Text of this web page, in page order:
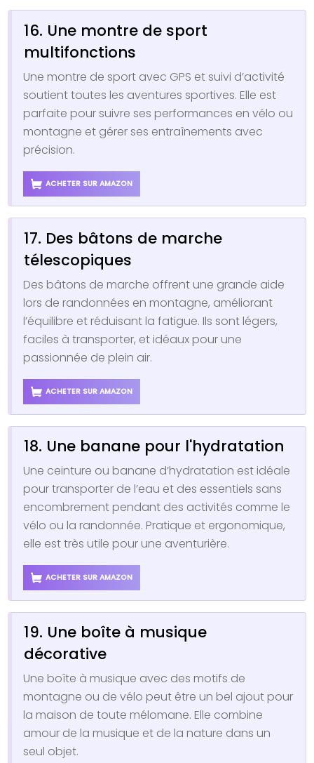
16. Une montre de sport
multifonctions
Une montre de sport avec GPS et suivi d’activité
soutient toutes les aventures sportives. Elle est
parfaite pour suivre ses performances en vélo ou
montagne et gérer ses entraînements avec
précision.
ACHETER SUR AMAZON
17. Des bâtons de marche
télescopiques
Des bâtons de marche offrent une grande aide
lors de randonnées en montagne, améliorant
l’équilibre et réduisant la fatigue. Ils sont légers,
faciles à transporter, et idéaux pour une
passionnée de plein air.
ACHETER SUR AMAZON
18. Une banane pour l'hydratation
Une ceinture ou banane d’hydratation est idéale
pour transporter de l’eau et des essentiels sans
encombrement pendant des activités comme le
vélo ou la randonnée. Pratique et ergonomique,
elle est très utile pour une aventurière.
ACHETER SUR AMAZON
19. Une boîte à musique
décorative
Une boîte à musique avec des motifs de
montagne ou de vélo peut être un bel ajout pour
la maison de toute mélomane. Elle combine
amour de la musique et de la nature dans un
seul objet.